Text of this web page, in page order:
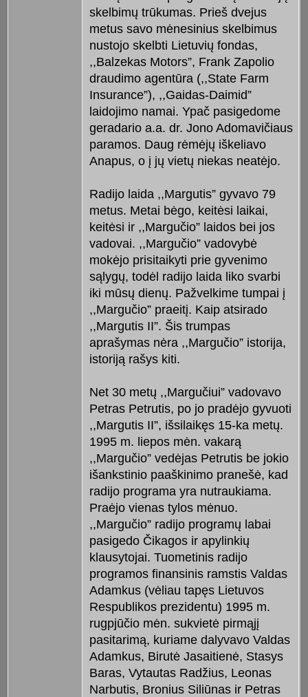
skelbimų trūkumas. Prieš dvejus
metus savo mėnesinius skelbimus
nustojo skelbti Lietuvių fondas,
,,Balzekas Motors”, Frank Zapolio
draudimo agentūra (,,State Farm
Insurance”), ,,Gaidas-Daimid”
laidojimo namai. Ypač pasigedome
geradario a.a. dr. Jono Adomavičiaus
paramos. Daug rėmėjų iškeliavo
Anapus, o į jų vietų niekas neatėjo.
Radijo laida ,,Margutis” gyvavo 79
metus. Metai bėgo, keitėsi laikai,
keitėsi ir ,,Margučio” laidos bei jos
vadovai. ,,Margučio” vadovybė
mokėjo prisitaikyti prie gyvenimo
sąlygų, todėl radijo laida liko svarbi
iki mūsų dienų. Pažvelkime tumpai į
,,Margučio” praeitį. Kaip atsirado
,,Margutis II”. Šis trumpas
aprašymas nėra ,,Margučio” istorija,
istoriją rašys kiti.
Net 30 metų ,,Margučiui” vadovavo
Petras Petrutis, po jo pradėjo gyvuoti
,,Margutis II”, išsilaikęs 15-ka metų.
1995 m. liepos mėn. vakarą
,,Margučio” vedėjas Petrutis be jokio
išankstinio paaškinimo pranešė, kad
radijo programa yra nutraukiama.
Praėjo vienas tylos mėnuo.
,,Margučio” radijo programų labai
pasigedo Čikagos ir apylinkių
klausytojai. Tuometinis radijo
programos finansinis ramstis Valdas
Adamkus (vėliau tapęs Lietuvos
Respublikos prezidentu) 1995 m.
rugpjūčio mėn. sukvietė pirmąjį
pasitarimą, kuriame dalyvavo Valdas
Adamkus, Birutė Jasaitienė, Stasys
Baras, Vytautas Radžius, Leonas
Narbutis, Bronius Siliūnas ir Petras